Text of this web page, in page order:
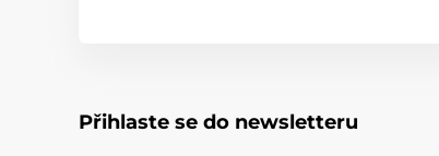
Přihlaste se do newsletteru